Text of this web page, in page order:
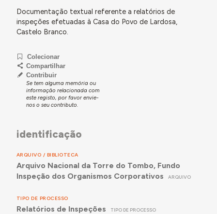
Documentação textual referente a relatórios de
inspeções efetuadas à Casa do Povo de Lardosa,
Castelo Branco.
Colecionar
Compartilhar
Contribuir
Se tem alguma memória ou
informação relacionada com
este registo, por favor envie-
nos o seu contributo.
identificação
ARQUIVO / BIBLIOTECA
Arquivo Nacional da Torre do Tombo, Fundo
Inspeção dos Organismos Corporativos
ARQUIVO
TIPO DE PROCESSO
Relatórios de Inspeções TIPO DE PROCESSO